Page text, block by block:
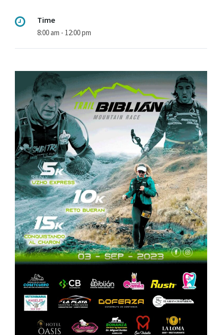
Time
8:00 am - 12:00 pm